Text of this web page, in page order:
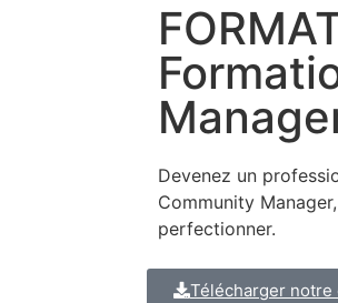
Devenez un
Community
perfectionner.
Télécharger notre